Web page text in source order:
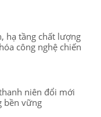
hạ tầng chất lượng
công nghệ chiến
niên đổi mới
bền vững